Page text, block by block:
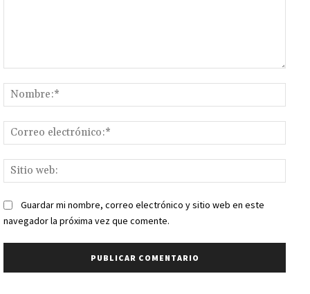
web:
Guardar mi nombre, correo electrónico y sitio web en este
navegador la próxima vez que comente.